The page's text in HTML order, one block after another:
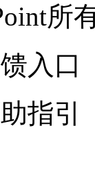
所
入口
指引